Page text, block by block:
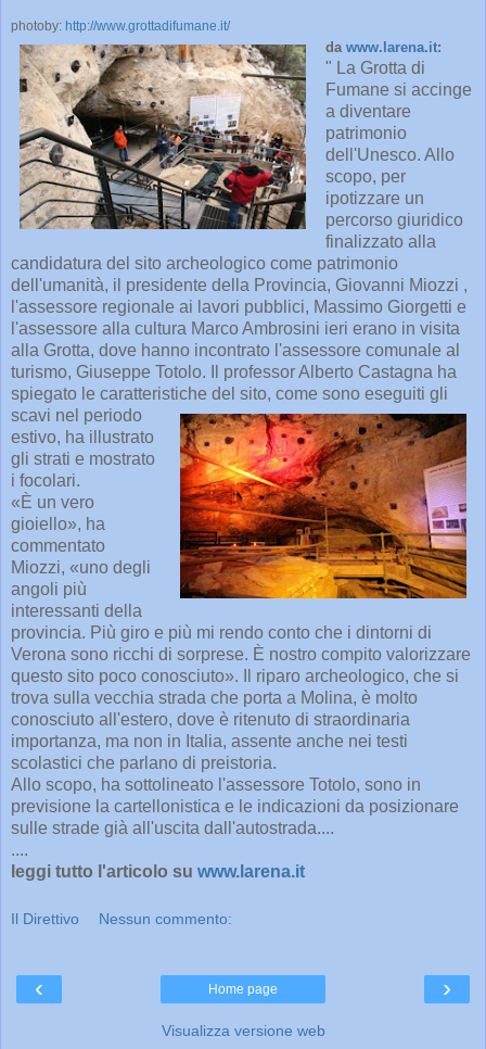
photoby: http://www.grottadifumane.it/
da www.larena.it:
" La Grotta di
Fumane si accinge
a diventare
patrimonio
dell'Unesco. Allo
scopo, per
ipotizzare un
percorso giuridico
finalizzato alla
candidatura del sito archeologico come patrimonio
dell'umanità, il presidente della Provincia, Giovanni Miozzi ,
l'assessore regionale ai lavori pubblici, Massimo Giorgetti e
l'assessore alla cultura Marco Ambrosini ieri erano in visita
alla Grotta, dove hanno incontrato l'assessore comunale al
turismo, Giuseppe Totolo. Il professor Alberto Castagna ha
spiegato le caratteristiche del sito, come sono eseguiti gli
scavi nel periodo
estivo, ha illustrato
gli strati e mostrato
i focolari.
«È un vero
gioiello», ha
commentato
Miozzi, «uno degli
angoli più
interessanti della
provincia. Più giro e più mi rendo conto che i dintorni di
Verona sono ricchi di sorprese. È nostro compito valorizzare
questo sito poco conosciuto». Il riparo archeologico, che si
trova sulla vecchia strada che porta a Molina, è molto
conosciuto all'estero, dove è ritenuto di straordinaria
importanza, ma non in Italia, assente anche nei testi
scolastici che parlano di preistoria.
Allo scopo, ha sottolineato l'assessore Totolo, sono in
previsione la cartellonistica e le indicazioni da posizionare
sulle strade già all'uscita dall'autostrada....
....
leggi tutto l'articolo su www.larena.it
Il Direttivo Nessun commento:
‹ ›
Home page
Visualizza versione web